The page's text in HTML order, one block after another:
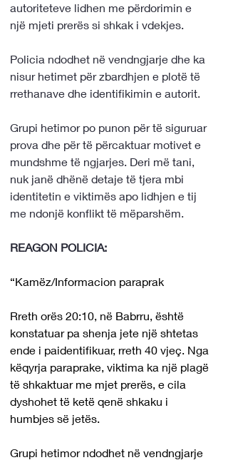
autoriteteve lidhen me përdorimin e
një mjeti prerës si shkak i vdekjes.
Policia ndodhet në vendngjarje dhe ka
nisur hetimet për zbardhjen e plotë të
rrethanave dhe identifikimin e autorit.
Grupi hetimor po punon për të siguruar
prova dhe për të përcaktuar motivet e
mundshme të ngjarjes. Deri më tani,
nuk janë dhënë detaje të tjera mbi
identitetin e viktimës apo lidhjen e tij
me ndonjë konflikt të mëparshëm.
REAGON POLICIA:
“Kamëz/Informacion paraprak
Rreth orës 20:10, në Babrru, është
konstatuar pa shenja jete një shtetas
ende i paidentifikuar, rreth 40 vjeç. Nga
këqyrja paraprake, viktima ka një plagë
të shkaktuar me mjet prerës, e cila
dyshohet të ketë qenë shkaku i
humbjes së jetës.
Grupi hetimor ndodhet në vendngjarje